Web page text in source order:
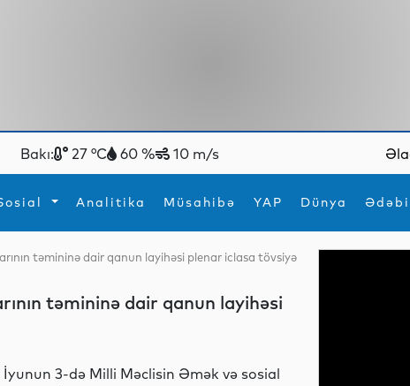
Bakı: 27 °C 60 % 10 m/s
Analitika Müsahibə YAP Dünya
İdman
Yeni texnologiyalar
təmininə dair qanun layihəsi plenar iclasa tövsiyə
təmininə dair qanun layihəsi
İyunun 3-də Milli Məclisin Əmək və sosial